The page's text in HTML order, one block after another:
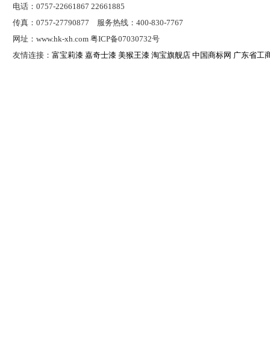
电话：0757-22661867 22661885
传真：0757-27790877 服务热线：400-830-7767
网址：www.hk-xh.com 粤ICP备07030732号
友情连接： 富宝莉漆 嘉奇士漆 美猴王漆 淘宝旗舰店 中国商标网 广东省工